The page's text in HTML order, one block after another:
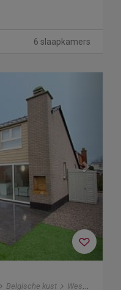
6 slaapkamers
Belgische kust Westende